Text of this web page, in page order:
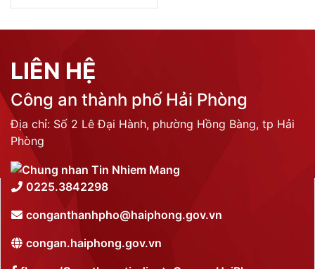
LIÊN HỆ
Công an thành phố Hải Phòng
Địa chỉ: Số 2 Lê Đại Hành, phường Hồng Bàng, tp Hải
Phòng
0225.3842298
conganthanhpho@haiphong.gov.vn
congan.haiphong.gov.vn